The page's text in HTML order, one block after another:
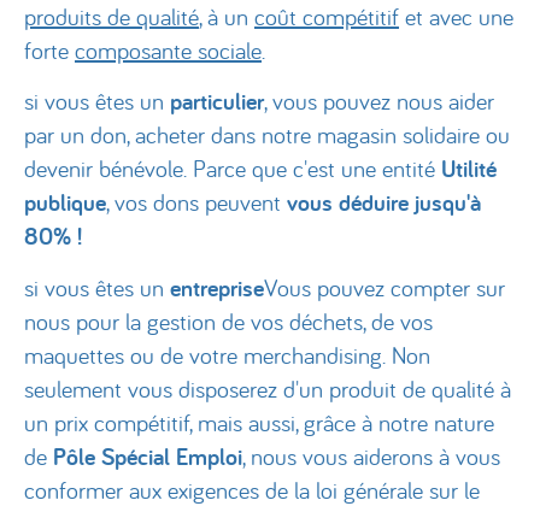
produits de qualité, à un coût compétitif et avec une
forte composante sociale.
si vous êtes un particulier, vous pouvez nous aider
par un don, acheter dans notre magasin solidaire ou
devenir bénévole. Parce que c'est une entité Utilité
publique, vos dons peuvent vous déduire jusqu'à
80% !
si vous êtes un entrepriseVous pouvez compter sur
nous pour la gestion de vos déchets, de vos
maquettes ou de votre merchandising. Non
seulement vous disposerez d'un produit de qualité à
un prix compétitif, mais aussi, grâce à notre nature
de Pôle Spécial Emploi, nous vous aiderons à vous
conformer aux exigences de la loi générale sur le